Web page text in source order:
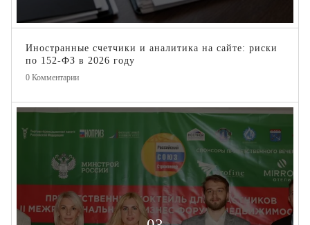
Иностранные счетчики и аналитика на сайте: риски
по 152-ФЗ в 2026 году
0 Комментарии